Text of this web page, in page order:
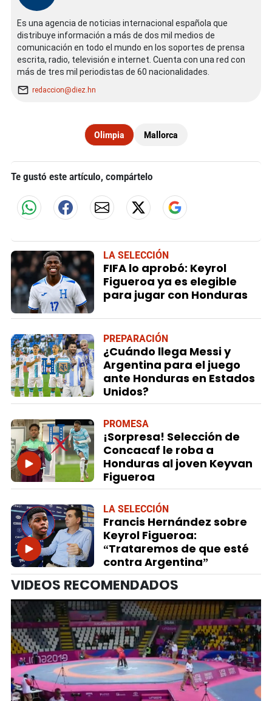
Es una agencia de noticias internacional española que
distribuye información a más de dos mil medios de
comunicación en todo el mundo en los soportes de prensa
escrita, radio, televisión e internet. Cuenta con una red con
más de tres mil periodistas de 60 nacionalidades.
redaccion@diez.hn
Olimpia Mallorca
Te gustó este artículo, compártelo
LA SELECCIÓN
FIFA lo aprobó: Keyrol
Figueroa ya es elegible
para jugar con Honduras
PREPARACIÓN
¿Cuándo llega Messi y
Argentina para el juego
ante Honduras en Estados
Unidos?
PROMESA
¡Sorpresa! Selección de
Concacaf le roba a
Honduras al joven Keyvan
Figueroa
LA SELECCIÓN
Francis Hernández sobre
Keyrol Figueroa:
“Trataremos de que esté
contra Argentina”
VIDEOS RECOMENDADOS